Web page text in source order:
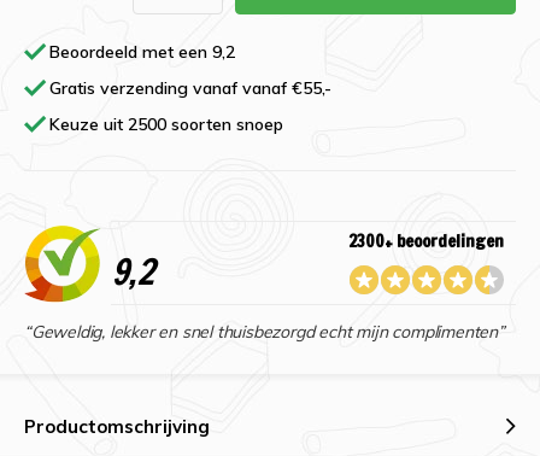
Beoordeeld met een 9,2
Gratis verzending vanaf vanaf €55,-
Keuze uit 2500 soorten snoep
9,2
2300+ beoordelingen
“Geweldig, lekker en snel thuisbezorgd echt mijn complimenten”
Productomschrijving